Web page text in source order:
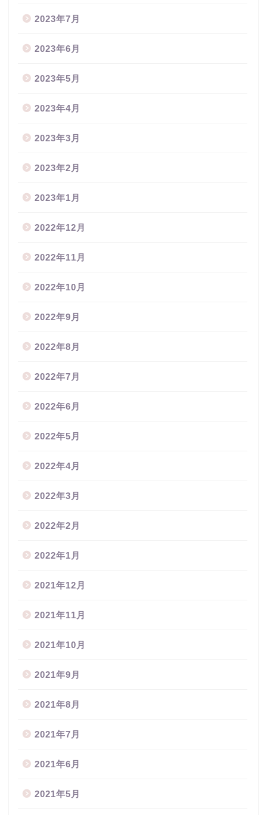
2023年7月
2023年6月
2023年5月
2023年4月
2023年3月
2023年2月
2023年1月
2022年12月
2022年11月
2022年10月
2022年9月
2022年8月
2022年7月
2022年6月
2022年5月
2022年4月
2022年3月
2022年2月
2022年1月
2021年12月
2021年11月
2021年10月
2021年9月
2021年8月
2021年7月
2021年6月
2021年5月